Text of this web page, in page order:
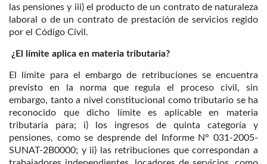
las pensiones y iii) el producto de un contrato de naturaleza
laboral o de un contrato de prestación de servicios regido
por el Código Civil.
¿El límite aplica en materia tributaria?
El límite para el embargo de retribuciones se encuentra
previsto en la norma que regula el proceso civil, sin
embargo, tanto a nivel constitucional como tributario se ha
reconocido que dicho límite es aplicable en materia
tributaria para; i) los ingresos de quinta categoría y
pensiones, como se desprende del Informe N° 031-2005-
SUNAT-2B0000; y ii) las retribuciones que correspondan a